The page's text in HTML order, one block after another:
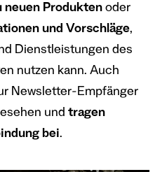
neuen Produkten oder
und Vorschläge,
Dienstleistungen des
nutzen kann. Auch
Newsletter-Empfänger
und tragen
bei.